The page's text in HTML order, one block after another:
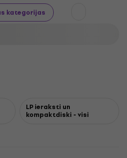
kategorijas
LP ieraksti un
kompaktdiski - visi